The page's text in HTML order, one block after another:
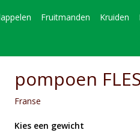
Fruitmanden Kruiden
pompoen FLES
Franse
Kies een gewicht